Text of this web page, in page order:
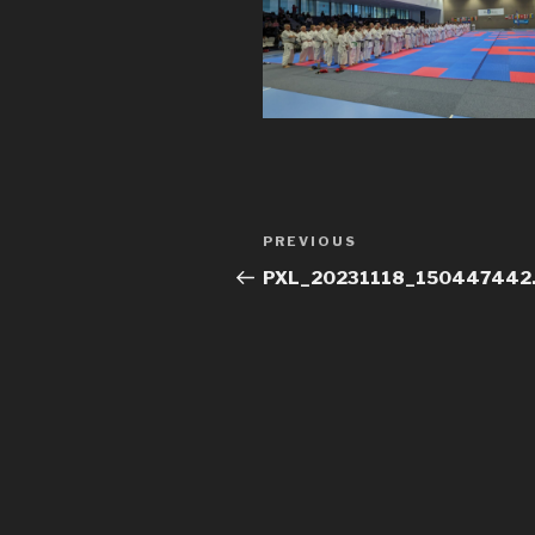
Post
navigation
Previous
Post
PREVIOUS